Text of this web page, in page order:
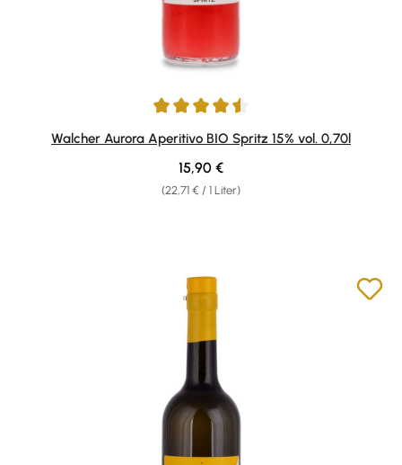
Durchschnittliche Bewertung von 4.5 von 5 Sternen
Walcher Aurora Aperitivo BIO Spritz 15% vol. 0,70l
(22,71 € / 1 Liter)
Regulärer Preis:
15,90 €